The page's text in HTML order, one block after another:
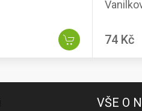
74 Kč
VŠE O